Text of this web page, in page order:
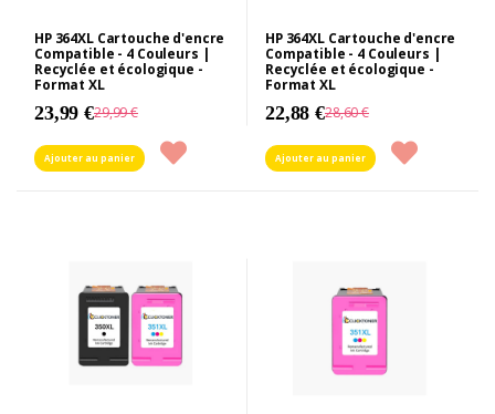
HP 364XL Cartouche d'encre
Compatible - 4 Couleurs |
Recyclée et écologique -
Format XL
23,99 €29,99 €
Ajouter au panier
HP 364XL Cartouche d'encre
Compatible - 4 Couleurs |
Recyclée et écologique -
Format XL
22,88 €28,60 €
Ajouter au panier